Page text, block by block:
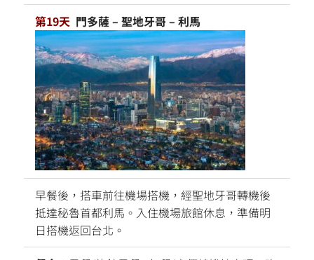
第19天 門多薩 – 聖地牙哥 – 利馬
早餐後，搭車前往機場搭機，經聖地牙哥轉機後
抵達秘魯首都利馬。入住機場旅館休息，準備明
日搭機返回台北。